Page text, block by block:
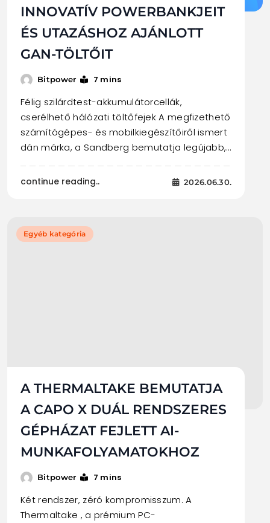
INNOVATÍV POWERBANKJEIT
ÉS UTAZÁSHOZ AJÁNLOTT
GAN-TÖLTŐIT
Bitpower 7 mins
Félig szilárdtest-akkumulátorcellák,
cserélhető hálózati töltőfejek A megfizethető
számítógépes- és mobilkiegészítőiről ismert
dán márka, a Sandberg bemutatja legújabb,…
continue reading.. 2026.06.30.
Egyéb kategória
A THERMALTAKE BEMUTATJA
A CAPO X DUÁL RENDSZERES
GÉPHÁZAT FEJLETT AI-
MUNKAFOLYAMATOKHOZ
Bitpower 7 mins
Két rendszer, zéró kompromisszum. A
Thermaltake , a prémium PC-